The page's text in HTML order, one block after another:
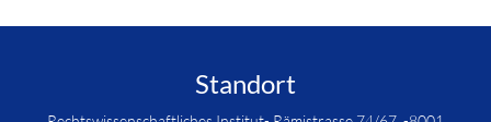
Standort